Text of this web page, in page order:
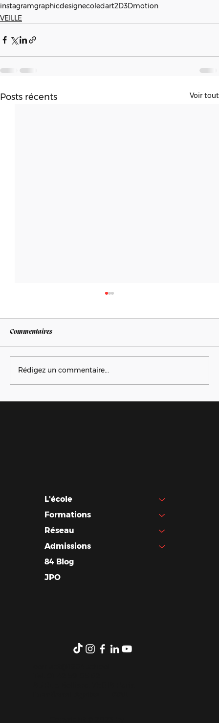
instagramgraphicdesignecoledart2D3Dmotion
VEILLE
Posts récents Voir tout
Graphisme Coréen : Tradition et Modernité
Commentaires
Rédigez un commentaire...
L'école
Formations
Réseau
Admissions
84 Blog
JPO